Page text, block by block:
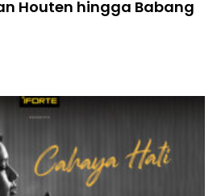
Houten hingga Babang